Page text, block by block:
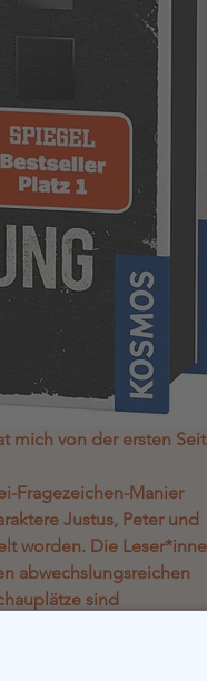
mich von der ersten
Fragezeichen-Manier
Justus, Peter und
worden. Die
abwechslungsreichen
sind